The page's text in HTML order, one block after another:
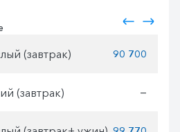
(завтрак) 90 700
(завтрак) —